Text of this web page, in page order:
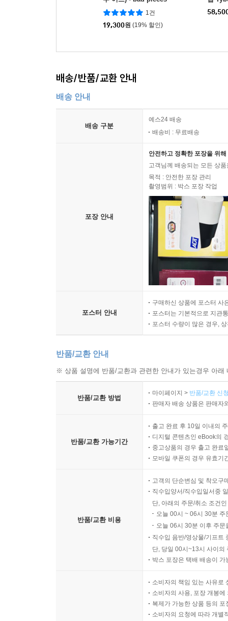
1건
19,300원 (19% 할인)
P]
배송/반품/교환 안내
배송 안내
배송 구분
예스24 배송
배송비 : 무료배송
포장 안내
안전하고 정확한 포장을 위
고객님께 배송되는 모든 상
목적 : 안전한 포장 관리
촬영범위 : 박스 포장 작업
포스터 안내
구매하신 상품에 포스터 사
포스터는 기본적으로 지관
포스터 수량이 많은 경우,
반품/교환 안내
※ 상품 설명에 반품/교환과 관련한 안내가 있는경우 아
반품/교환 방법
마이페이지 > 반품/교환 신
판매자 배송 상품은 판매자
반품/교환 가능기간
출고 완료 후 10일 이내의
디지털 콘텐츠인 eBook의
중고상품의 경우 출고 완료
모바일 쿠폰의 경우 유효기
반품/교환 비용
고객의 단순변심 및 착오구
직수입양서/직수입일서중
단, 아래의 주문/취소 조건
오늘 00시 ~ 06시 30분
오늘 06시 30분 이후 주
직수입 음반/영상물/기프트
단, 당일 00시~13시 사이의
박스 포장은 택배 배송이
소비자의 책임 있는 사유로
소비자의 사용, 포장 개봉
복제가 가능한 상품 등의
소비자의 요청에 따라 개별